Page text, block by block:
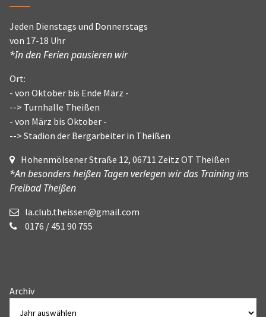
Jeden Dienstags und Donnerstags
von 17-18 Uhr
*In den Ferien pausieren wir
Ort:
- von Oktober bis Ende März -
--> Turnhalle Theißen
- von März bis Oktober -
--> Stadion der Bergarbeiter in Theißen
Hohenmölsener Straße 12, 06711 Zeitz OT Theißen
*An besonders heißen Tagen verlegen wir das Training ins
Freibad Theißen
la.club.theissen@gmail.com
0176 / 451 90 755
Archiv